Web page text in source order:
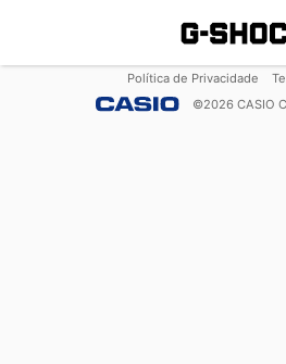
Política de Privacidade
©2026 CASIO